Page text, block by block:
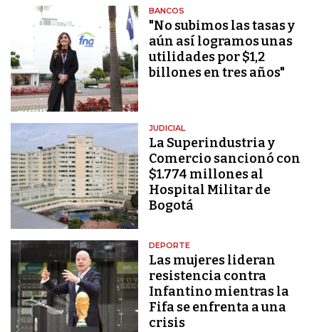
BANCOS
"No subimos las tasas y
aún así logramos unas
utilidades por $1,2
billones en tres años"
JUDICIAL
La Superindustria y
Comercio sancionó con
$1.774 millones al
Hospital Militar de
Bogotá
DEPORTE
Las mujeres lideran
resistencia contra
Infantino mientras la
Fifa se enfrenta a una
crisis